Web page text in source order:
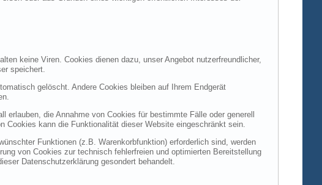
keine Viren. Cookies dienen dazu, unser Angebot nutzerfreundlicher,
speichert.
gelöscht. Andere Cookies bleiben auf Ihrem Endgerät
die Annahme von Cookies für bestimmte Fälle oder generell
kann die Funktionalität dieser Website eingeschränkt sein.
Funktionen (z.B. Warenkorbfunktion) erforderlich sind, werden
von Cookies zur technisch fehlerfreien und optimierten Bereitstellung
Datenschutzerklärung gesondert behandelt.